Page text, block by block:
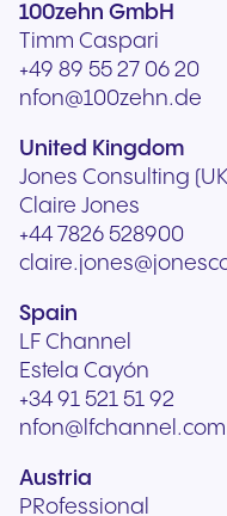
100zehn GmbH
Timm Caspari
+49 89 55 27 06 20
nfon@100zehn.de
United Kingdom
Jones Consulting
Claire Jones
+44 7826 528900
Spain
LF Channel
Estela Cayón
+34 91 521 51 92
nfon@lfchannel.com
Austria
PRofessional